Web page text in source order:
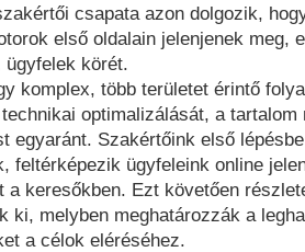
csapata azon dolgozik,
első oldalain jelenjenek meg,
ügyfelek körét.
komplex, több területet érintő
optimalizálását, a
egyaránt. Szakértőink első
feltérképezik ügyfeleink online
a keresőkben. Ezt követően
ki, melyben meghatározzák a
a célok eléréséhez.